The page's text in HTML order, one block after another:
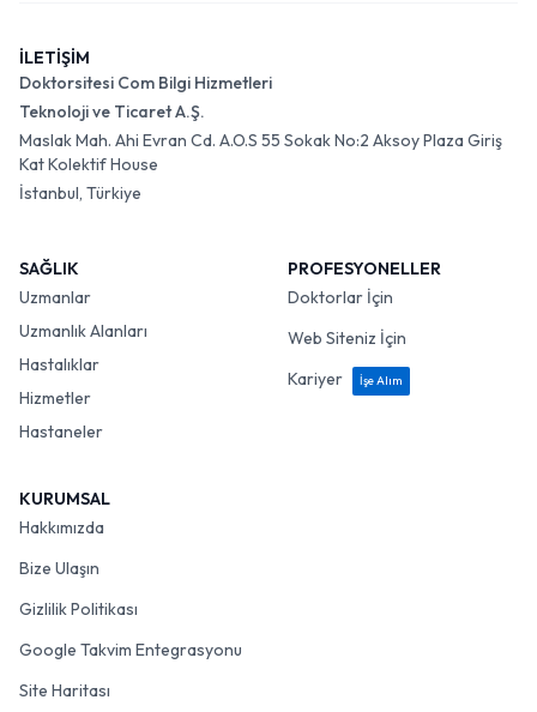
İLETİŞİM
Doktorsitesi Com Bilgi Hizmetleri
Teknoloji ve Ticaret A.Ş.
Maslak Mah. Ahi Evran Cd. A.O.S 55 Sokak No:2 Aksoy Plaza Giriş
Kat Kolektif House
İstanbul, Türkiye
SAĞLIK
Uzmanlar
Uzmanlık Alanları
Hastalıklar
Hizmetler
Hastaneler
PROFESYONELLER
Doktorlar İçin
Web Siteniz İçin
Kariyer
İşe Alım
KURUMSAL
Hakkımızda
Bize Ulaşın
Gizlilik Politikası
Google Takvim Entegrasyonu
Site Haritası